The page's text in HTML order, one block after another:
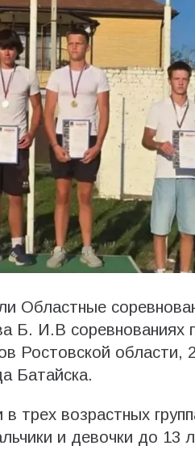
Областные
Б. И.В соревнованиях
Ростовской области,
Батайска.
трех возрастных
и девочки до 13